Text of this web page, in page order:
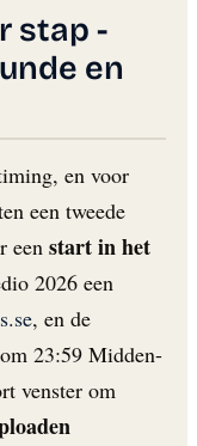
stap -
en
en voor
een tweede
een start in het
2026 een
, en de
om 23:59 Midden-
venster om